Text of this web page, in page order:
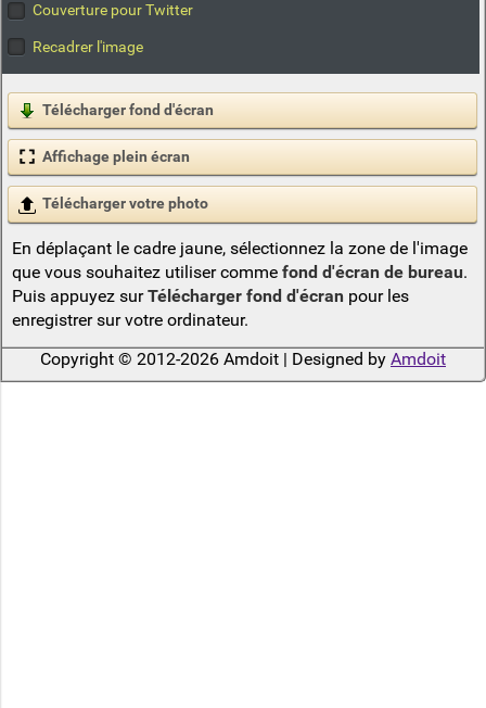
Couverture pour Twitter
Recadrer l'image
Télécharger fond d'écran
Affichage plein écran
Télécharger votre photo
En déplaçant le cadre jaune, sélectionnez la zone de l'image
que vous souhaitez utiliser comme fond d'écran de bureau.
Puis appuyez surTélécharger fond d'écranpour les
enregistrer sur votre ordinateur.
Copyright © 2012-2026 Amdoit | Designed by Amdoit